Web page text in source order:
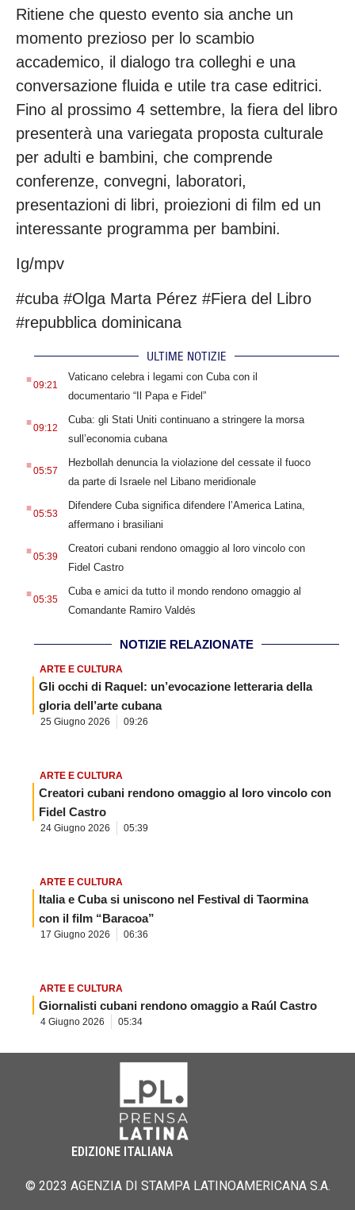
Ritiene che questo evento sia anche un
momento prezioso per lo scambio
accademico, il dialogo tra colleghi e una
conversazione fluida e utile tra case editrici.
Fino al prossimo 4 settembre, la fiera del libro
presenterà una variegata proposta culturale
per adulti e bambini, che comprende
conferenze, convegni, laboratori,
presentazioni di libri, proiezioni di film ed un
interessante programma per bambini.
Ig/mpv
#cuba #Olga Marta Pérez #Fiera del Libro
#repubblica dominicana
ULTIME NOTIZIE
.09:21
Vaticano celebra i legami con Cuba con il
documentario “Il Papa e Fidel”
.09:12
Cuba: gli Stati Uniti continuano a stringere la morsa
sull’economia cubana
.05:57
Hezbollah denuncia la violazione del cessate il fuoco
da parte di Israele nel Libano meridionale
.05:53
Difendere Cuba significa difendere l’America Latina,
affermano i brasiliani
.05:39
Creatori cubani rendono omaggio al loro vincolo con
Fidel Castro
.05:35
Cuba e amici da tutto il mondo rendono omaggio al
Comandante Ramiro Valdés
NOTIZIE RELAZIONATE
ARTE E CULTURA
Gli occhi di Raquel: un’evocazione letteraria della
gloria dell’arte cubana
25 Giugno 2026 09:26
ARTE E CULTURA
Creatori cubani rendono omaggio al loro vincolo con
Fidel Castro
24 Giugno 2026 05:39
ARTE E CULTURA
Italia e Cuba si uniscono nel Festival di Taormina
con il film “Baracoa”
17 Giugno 2026 06:36
ARTE E CULTURA
Giornalisti cubani rendono omaggio a Raúl Castro
4 Giugno 2026 05:34
EDIZIONE ITALIANA
© 2023 AGENZIA DI STAMPA LATINOAMERICANA S.A.